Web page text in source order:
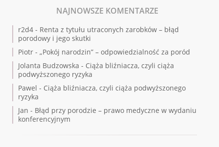
NAJNOWSZE KOMENTARZE
r2d4 - Renta z tytułu utraconych zarobków – błąd
porodowy i jego skutki
Piotr - „Pokój narodzin” – odpowiedzialność za poród
Jolanta Budzowska - Ciąża bliźniacza, czyli ciąża
podwyższonego ryzyka
Pawel - Ciąża bliźniacza, czyli ciąża podwyższonego
ryzyka
Jan - Błąd przy porodzie – prawo medyczne w wydaniu
konferencyjnym